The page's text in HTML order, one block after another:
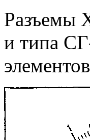
Разъемы
и типа